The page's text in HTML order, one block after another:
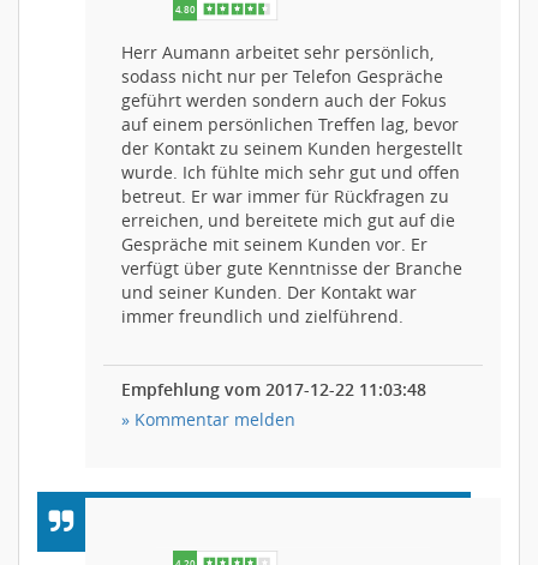
Herr Aumann arbeitet sehr persönlich,
sodass nicht nur per Telefon Gespräche
geführt werden sondern auch der Fokus
auf einem persönlichen Treffen lag, bevor
der Kontakt zu seinem Kunden hergestellt
wurde. Ich fühlte mich sehr gut und offen
betreut. Er war immer für Rückfragen zu
erreichen, und bereitete mich gut auf die
Gespräche mit seinem Kunden vor. Er
verfügt über gute Kenntnisse der Branche
und seiner Kunden. Der Kontakt war
immer freundlich und zielführend.
Empfehlung vom 2017-12-22 11:03:48
» Kommentar melden